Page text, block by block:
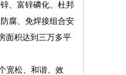
、富锌磷化、杜邦
腐、免焊接组合安
面积达到三万多平
宽松、和谐、效